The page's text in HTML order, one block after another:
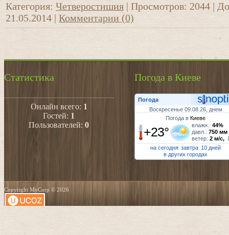
Категория: Четверостишия | Просмотров: 2044 |
21.05.2014 | Комментарии (0)
Статистика
Онлайн всего: 1
Гостей: 1
Пользователей:0
Погода в Киеве
Погода
Воскресенье 09.08.26, днем
Погода вКиеве
+23° влажн.:44%
давл.:750 мм
ветер:2 м/с,
на сегодня завтра 10 дней
в других городах
Copyright MyCorp © 2026